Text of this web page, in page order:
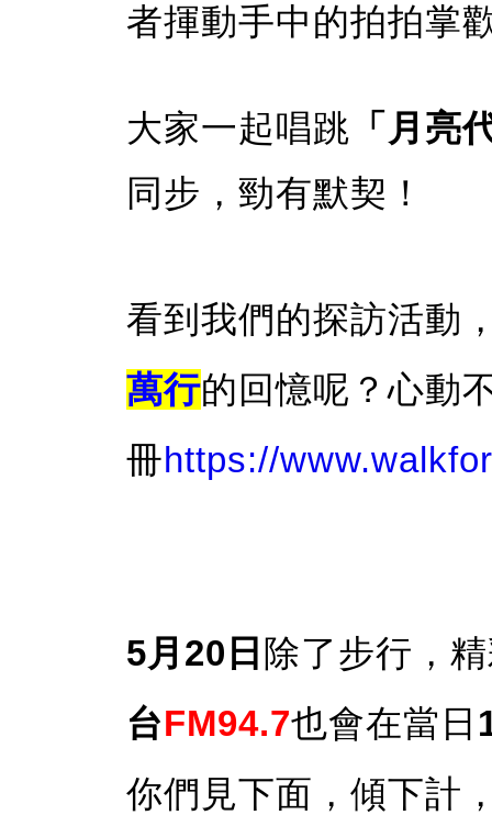
者揮動手中的拍拍掌
大家一起唱跳 「月亮
同步，勁有默契！
看到我們的探訪活動
萬行的回憶呢？心動
冊https://
5月20日 除了步行，
台FM94.7也會在當日
你們見下面，傾下計